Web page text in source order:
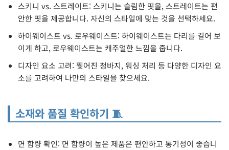
스키니 vs. 스트레이트: 스키니는 슬림한 핏을, 스트레이트는 편
안한 핏을 제공합니다. 자신의 스타일에 맞는 것을 선택하세요.
하이웨이스트 vs. 로우웨이스트: 하이웨이스트는 다리를 길어 보
이게 하고, 로우웨이스트는 캐주얼한 느낌을 줍니다.
디자인 요소 고려: 찢어진 청바지, 워싱 처리 등 다양한 디자인 요
소를 고려하여 나만의 스타일을 찾으세요.
소재와 품질 확인하기 🧵
면 함량 확인: 면 함량이 높은 제품은 편안하고 통기성이 좋습니